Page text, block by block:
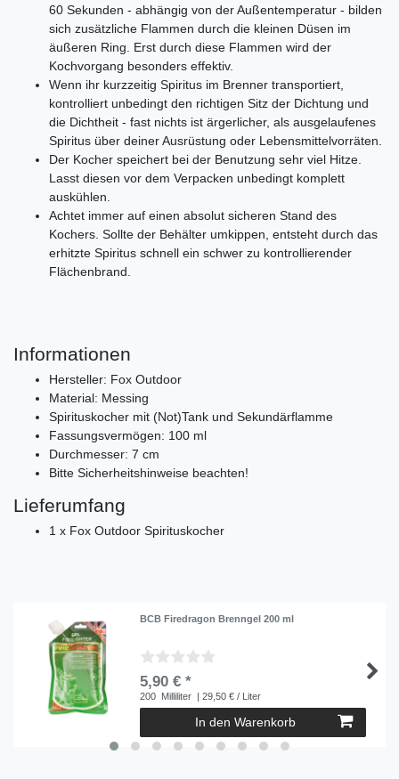
60 Sekunden - abhängig von der Außentemperatur - bilden
sich zusätzliche Flammen durch die kleinen Düsen im
äußeren Ring. Erst durch diese Flammen wird der
Kochvorgang besonders effektiv.
Wenn ihr kurzzeitig Spiritus im Brenner transportiert,
kontrolliert unbedingt den richtigen Sitz der Dichtung und
die Dichtheit - fast nichts ist ärgerlicher, als ausgelaufenes
Spiritus über deiner Ausrüstung oder Lebensmittelvorräten.
Der Kocher speichert bei der Benutzung sehr viel Hitze.
Lasst diesen vor dem Verpacken unbedingt komplett
auskühlen.
Achtet immer auf einen absolut sicheren Stand des
Kochers. Sollte der Behälter umkippen, entsteht durch das
erhitzte Spiritus schnell ein schwer zu kontrollierender
Flächenbrand.
Informationen
Hersteller: Fox Outdoor
Material: Messing
Spirituskocher mit (Not)Tank und Sekundärflamme
Fassungsvermögen: 100 ml
Durchmesser: 7 cm
Bitte Sicherheitshinweise beachten!
Lieferumfang
1 x Fox Outdoor Spirituskocher
BCB Firedragon Brenngel 200 ml
5,90 € *
200 Milliliter | 29,50 € / Liter
In den Warenkorb